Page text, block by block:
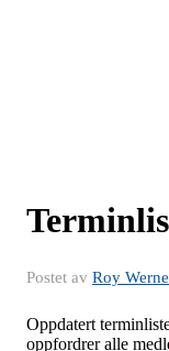
Postet av Roy
Oppdatert
oppfordrer alle